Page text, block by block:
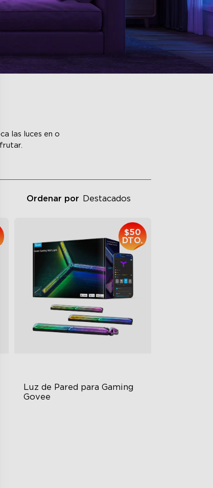
las luces en o
Ordenar por Destacados
Luz de Pared para Gaming
Govee
$50
DTO.